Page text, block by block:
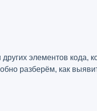
элементов кода,
разберём, как